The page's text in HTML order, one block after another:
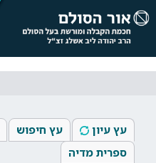
עץ עיון עץ חיפוש
ספרית מדיה